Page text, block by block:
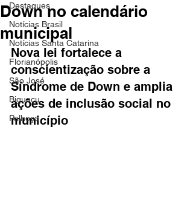
Destaques
Notícias Brasil
Notícias Santa Catarina
Florianópolis
São José
Biguaçu
Palhoça
Down no calendário
municipal
Nova lei fortalece a
conscientização sobre a
Síndrome de Down e amplia
ações de inclusão social no
município